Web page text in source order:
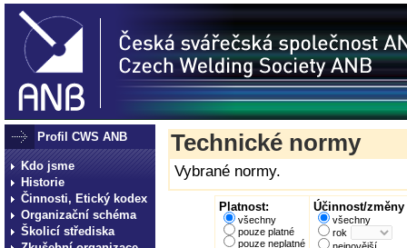
Profil CWS ANB
Kdo jsme
Historie
Činnosti, Etický kodex
Organizační schéma
Školicí střediska
Technické normy
Vybrané normy.
Platnost:
všechny
pouze platné
pouze neplatné
Účinnost/změny
všechny
rok